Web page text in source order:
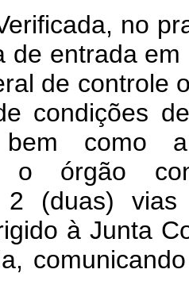
no
de entrada
de controle
condições
bem como
o órgão
2 (duas)
à Junta